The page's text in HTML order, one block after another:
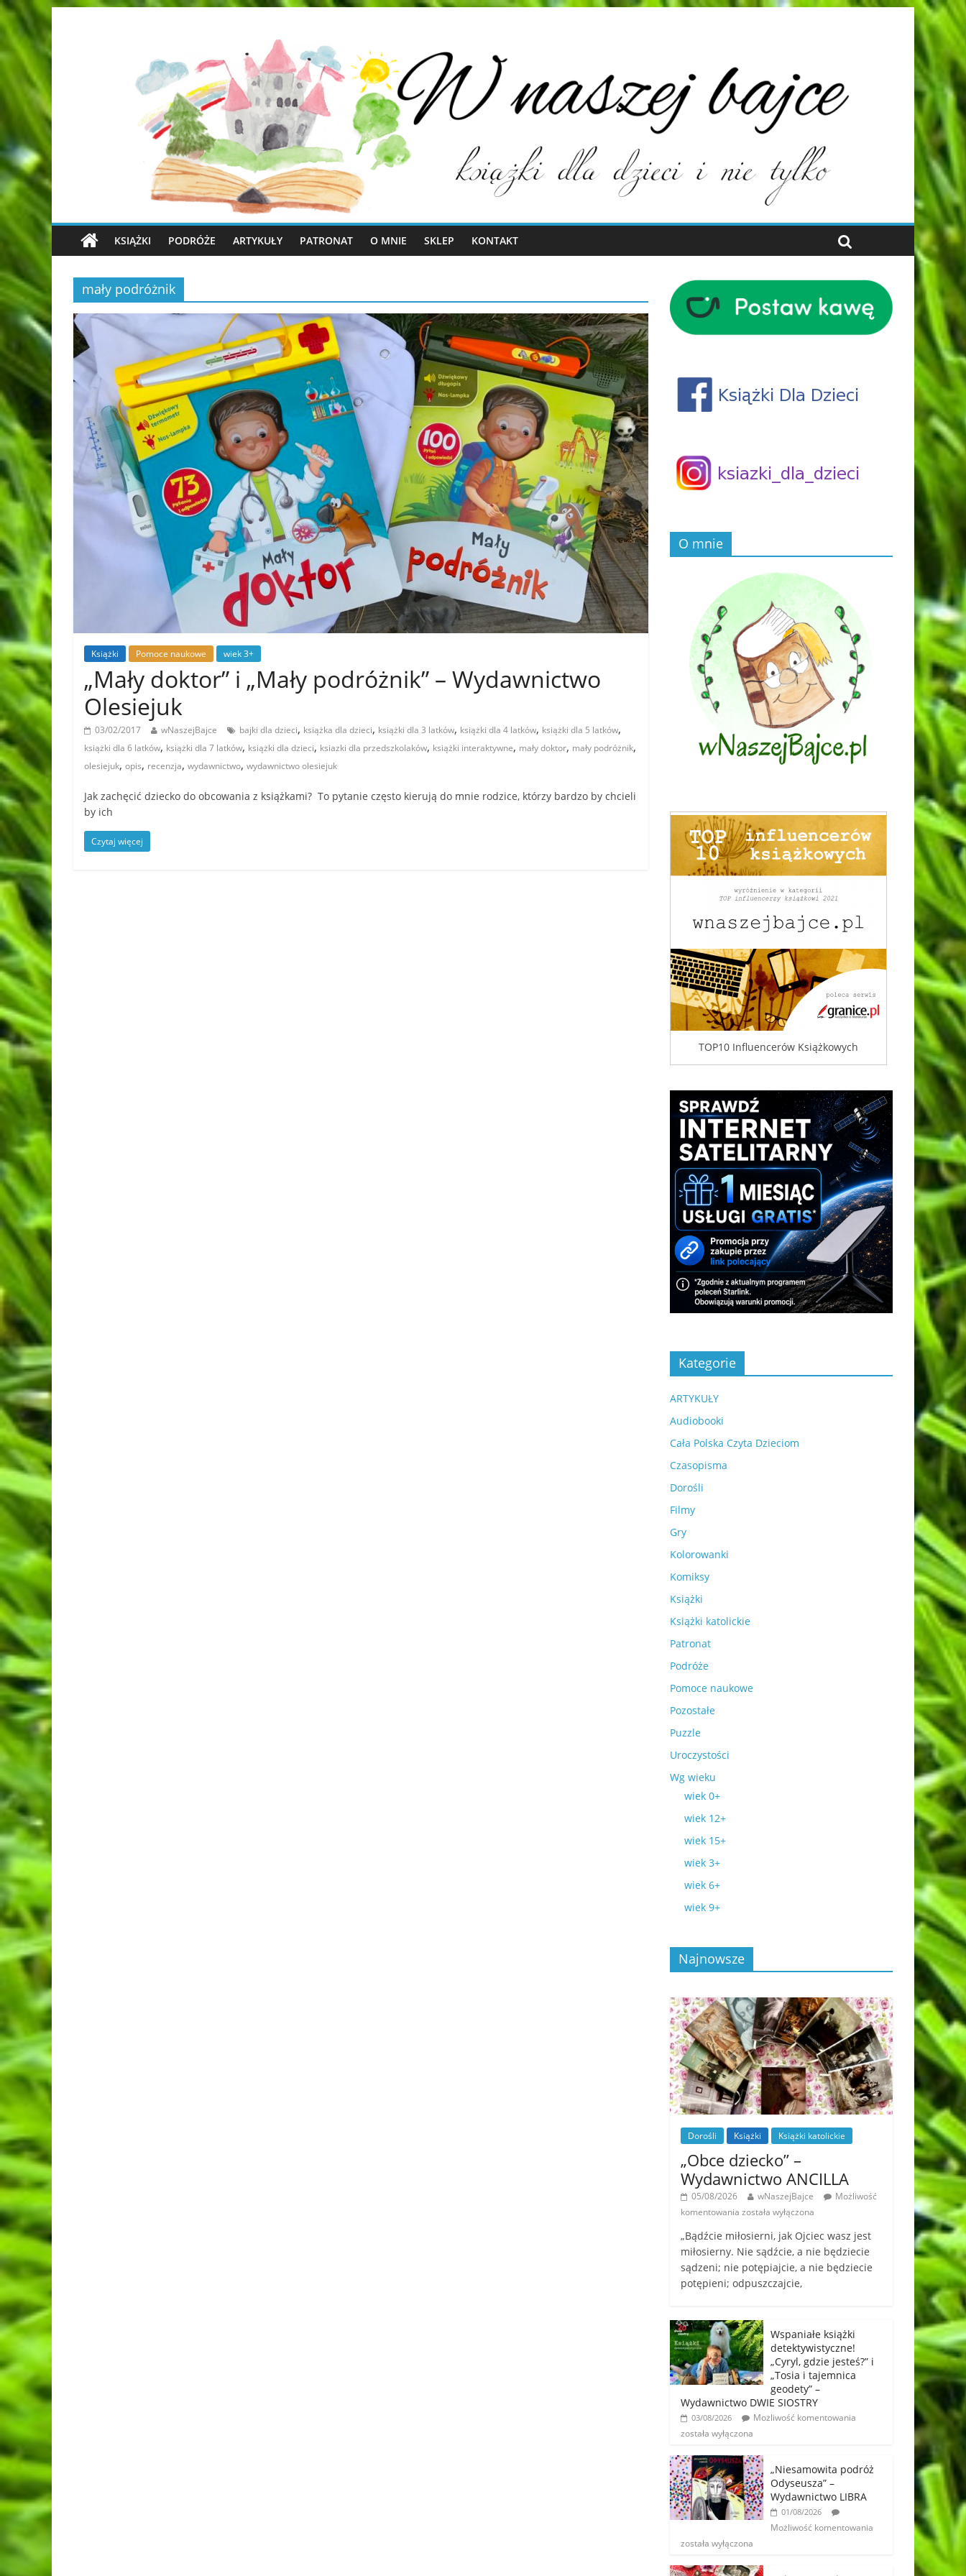
KSIĄŻKI PODRÓŻE ARTYKUŁY PATRONAT O MNIE SKLEP KONTAKT
mały podróżnik
Książki Pomoce naukowe wiek 3+
„Mały doktor” i „Mały podróżnik” – Wydawnictwo
Olesiejuk
03/02/2017 wNaszejBajce bajki dla dzieci, książka dla dzieci, książki dla 3 latków, książki dla 4 latków, książki dla 5 latków,
książki dla 6 latków, książki dla 7 latków, książki dla dzieci, ksiazki dla przedszkolaków, książki interaktywne, mały doktor, mały podróżnik,
olesiejuk, opis, recenzja, wydawnictwo, wydawnictwo olesiejuk
Jak zachęcić dziecko do obcowania z książkami? To pytanie często kierują do mnie rodzice, którzy bardzo by chcieli
by ich
Czytaj więcej
O mnie
TOP10 Influencerów Książkowych
Kategorie
ARTYKUŁY
Audiobooki
Cała Polska Czyta Dzieciom
Czasopisma
Dorośli
Filmy
Gry
Kolorowanki
Komiksy
Książki
Książki katolickie
Patronat
Podróże
Pomoce naukowe
Pozostałe
Puzzle
Uroczystości
Wg wieku
wiek 0+
wiek 12+
wiek 15+
wiek 3+
wiek 6+
wiek 9+
Najnowsze
Dorośli Książki Książki katolickie
„Obce dziecko” –
Wydawnictwo ANCILLA
05/08/2026 wNaszejBajce
Możliwość
komentowania została wyłączona
„Bądźcie miłosierni, jak Ojciec wasz jest
miłosierny. Nie sądźcie, a nie będziecie
sądzeni; nie potępiajcie, a nie będziecie
potępieni; odpuszczajcie,
Wspaniałe książki
detektywistyczne!
„Cyryl, gdzie jesteś?” i
„Tosia i tajemnica
geodety” –
Wydawnictwo DWIE SIOSTRY
03/08/2026
Możliwość komentowania
została wyłączona
„Niesamowita podróż
Odyseusza” –
Wydawnictwo LIBRA
01/08/2026
Możliwość komentowania
została wyłączona